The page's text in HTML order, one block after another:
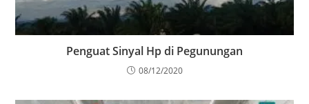
Penguat Sinyal Hp di Pegunungan
08/12/2020